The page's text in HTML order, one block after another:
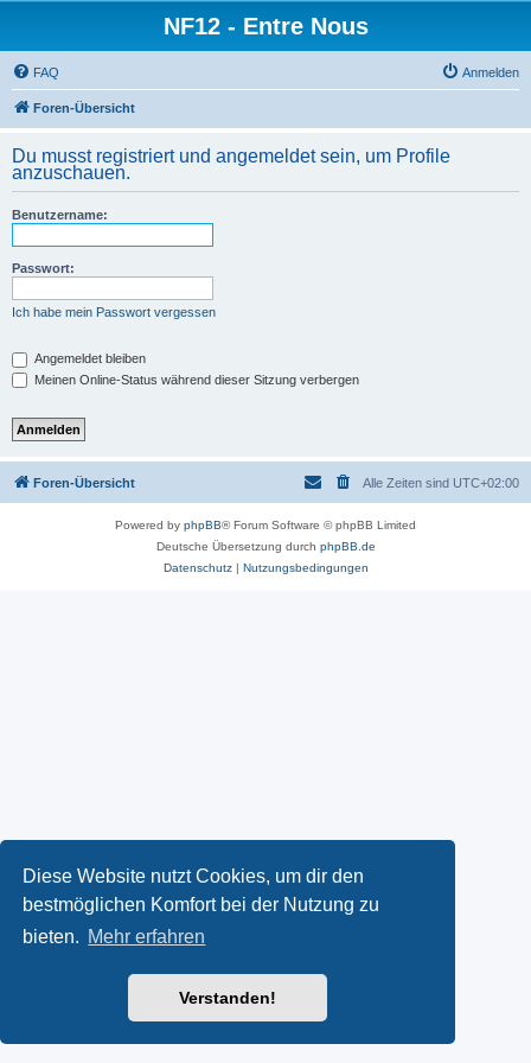
Diese Website nutzt Cookies, um dir den
bestmöglichen Komfort bei der Nutzung zu
bieten. Mehr erfahren
Verstanden!
NF12 - Entre Nous
FAQ Anmelden
Foren-Übersicht
Du musst registriert und angemeldet sein, um Profile
anzuschauen.
Benutzername:
Passwort:
Ich habe mein Passwort vergessen
Angemeldet bleiben
Meinen Online-Status während dieser Sitzung verbergen
Foren-Übersicht Alle Zeiten sind UTC+02:00
Powered by phpBB® Forum Software © phpBB Limited
Deutsche Übersetzung durch phpBB.de
Datenschutz| Nutzungsbedingungen